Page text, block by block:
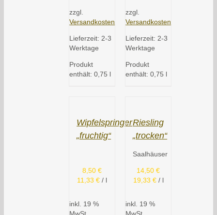
zzgl.
Versandkosten
Lieferzeit: 2-3
Werktage
Produkt
enthält: 0,75 l
zzgl.
Versandkosten
Lieferzeit: 2-3
Werktage
Produkt
enthält: 0,75 l
Wipfelspringer
„fruchtig“
8,50€
11,33€ / l
inkl. 19 %
Riesling
„trocken“
Saalhäuser
14,50€
19,33 €/ l
inkl. 19 %